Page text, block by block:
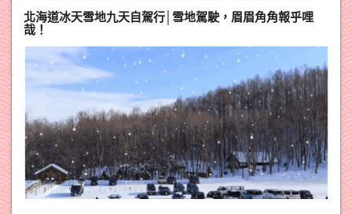
北海道冰天雪地九天自駕行│雪地駕駛，眉眉角角報乎哩
哉！